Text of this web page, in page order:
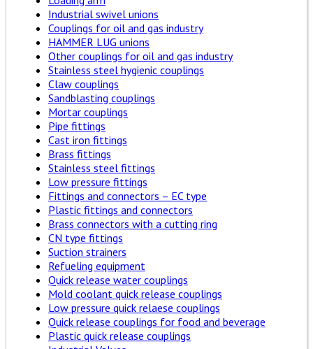
Industrial swivel unions
Couplings for oil and gas industry
HAMMER LUG unions
Other couplings for oil and gas industry
Stainless steel hygienic couplings
Claw couplings
Sandblasting couplings
Mortar couplings
Pipe fittings
Cast iron fittings
Brass fittings
Stainless steel fittings
Low pressure fittings
Fittings and connectors – EC type
Plastic fittings and connectors
Brass connectors with a cutting ring
CN type fittings
Suction strainers
Refueling equipment
Quick release water couplings
Mold coolant quick release couplings
Low pressure quick relaese couplings
Quick release couplings for food and beverage
Plastic quick release couplings